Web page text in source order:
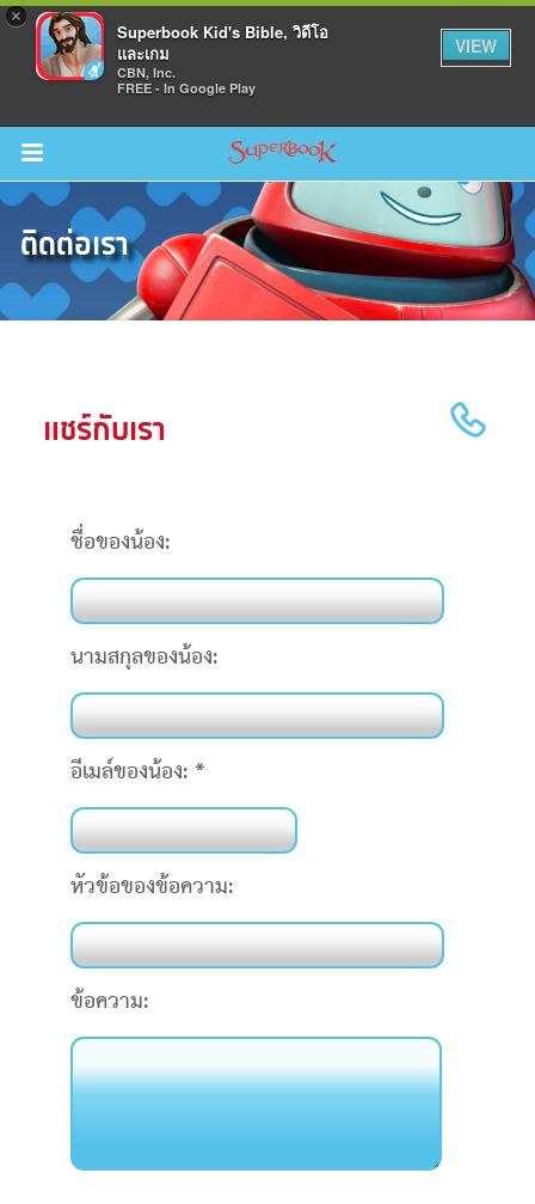
×
Superbook Kid's Bible, วิดีโอ
และเกม
CBN, Inc.
FREE - In Google Play
VIEW
Return to Content
ามรู้
แอพพระคัมภีร์
ติดต่อเรา
แชร์กับเรา
ชื่อของน้อง:
นามสกุลของน้อง:
อีเมล์ของน้อง: *
หัวข้อของข้อความ:
ข้อความ: